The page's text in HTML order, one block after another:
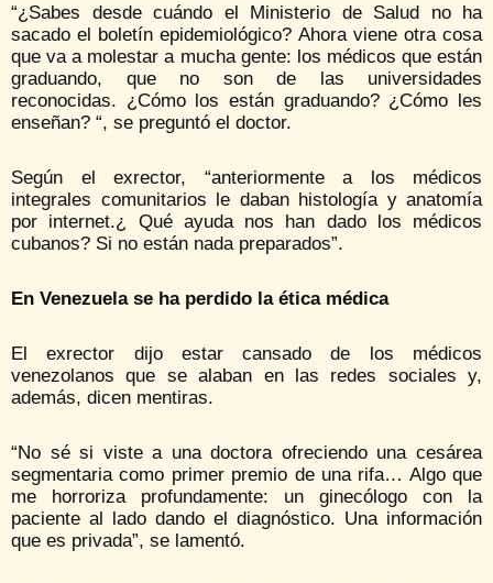
“¿Sabes desde cuándo el Ministerio de Salud no ha
sacado el boletín epidemiológico? Ahora viene otra cosa
que va a molestar a mucha gente: los médicos que están
graduando, que no son de las universidades
reconocidas. ¿Cómo los están graduando? ¿Cómo les
enseñan? “, se preguntó el doctor.
Según el exrector, “anteriormente a los médicos
integrales comunitarios le daban histología y anatomía
por internet.¿ Qué ayuda nos han dado los médicos
cubanos? Si no están nada preparados”.
En Venezuela se ha perdido la ética médica
El exrector dijo estar cansado de los médicos
venezolanos que se alaban en las redes sociales y,
además, dicen mentiras.
“No sé si viste a una doctora ofreciendo una cesárea
segmentaria como primer premio de una rifa… Algo que
me horroriza profundamente: un ginecólogo con la
paciente al lado dando el diagnóstico. Una información
que es privada”, se lamentó.